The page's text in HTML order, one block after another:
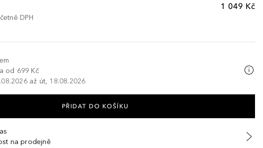
1 049 Kč
DPH
od 699 Kč
až út, 18.08.2026
PŘIDAT DO KOŠÍKU
na prodejně